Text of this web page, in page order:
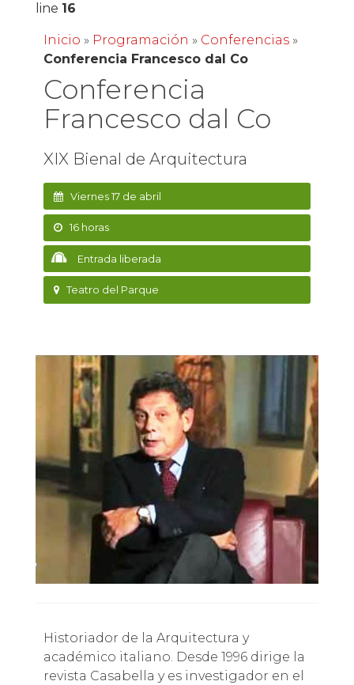
line 16
Inicio » Programación » Conferencias»
Conferencia Francesco dal Co
Conferencia
Francesco dal Co
XIX Bienal de Arquitectura
Viernes 17 de abril
16 horas
Entrada liberada
Teatro del Parque
Historiador de la Arquitectura y
académico italiano. Desde 1996 dirige la
revista Casabella y es investigador en el